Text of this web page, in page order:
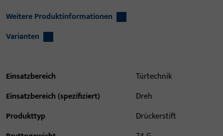
Weitere Produktinformationen
Varianten
Einsatzbereich
Türtechnik
Einsatzbereich (spezifiziert)
Dreh
Produkttyp
Drückerstift